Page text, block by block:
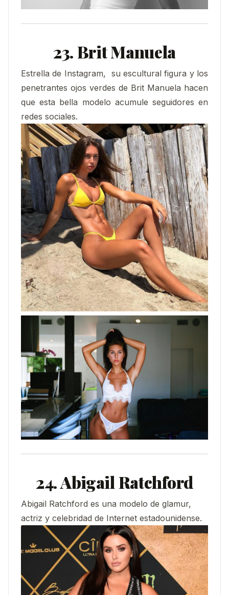
23. Brit Manuela
Estrella de Instagram, su escultural figura y los
penetrantes ojos verdes de Brit Manuela hacen
que esta bella modelo acumule seguidores en
redes sociales.
24. Abigail Ratchford
Abigail Ratchford es una modelo de glamur,
actriz y celebridad de Internet estadounidense.